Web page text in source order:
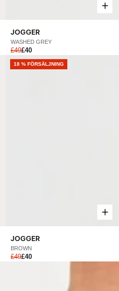
JOGGER
WASHED GREY
£49£40
JOGGER
BROWN
£49£40
NEW
18 % FÖRSÄLJNING